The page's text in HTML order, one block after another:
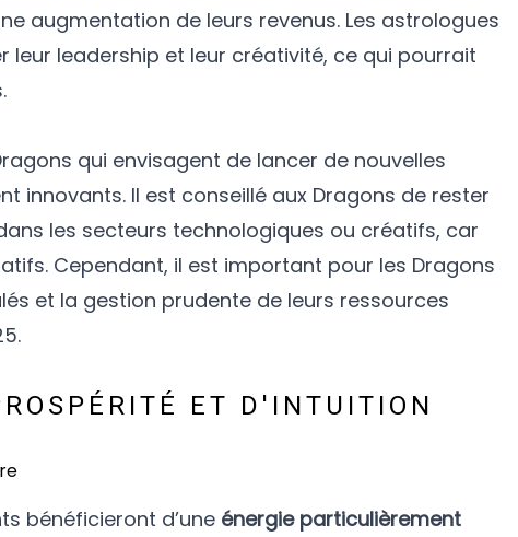
augmentation de leurs revenus. Les astrologues
leur leadership et leur créativité, ce qui pourrait
qui envisagent de lancer de nouvelles
innovants. Il est conseillé aux Dragons de rester
les secteurs technologiques ou créatifs, car
Cependant, il est important pour les Dragons
et la gestion prudente de leurs ressources
ET D'INTUITION
bénéficieront d’une énergie particulièrement